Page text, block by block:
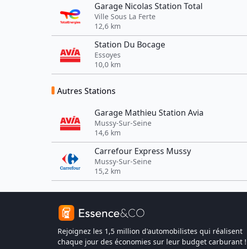
Garage Nicolas Station Total
Ville Sous La Ferte
12,6 km
Station Du Bocage
Essoyes
10,0 km
Autres Stations
Garage Mathieu Station Avia
Mussy-Sur-Seine
14,6 km
Carrefour Express Mussy
Mussy-Sur-Seine
15,2 km
Rejoignez les 1,5 million d'automobilistes qui réalisent
chaque jour des économies sur leur budget carburant !